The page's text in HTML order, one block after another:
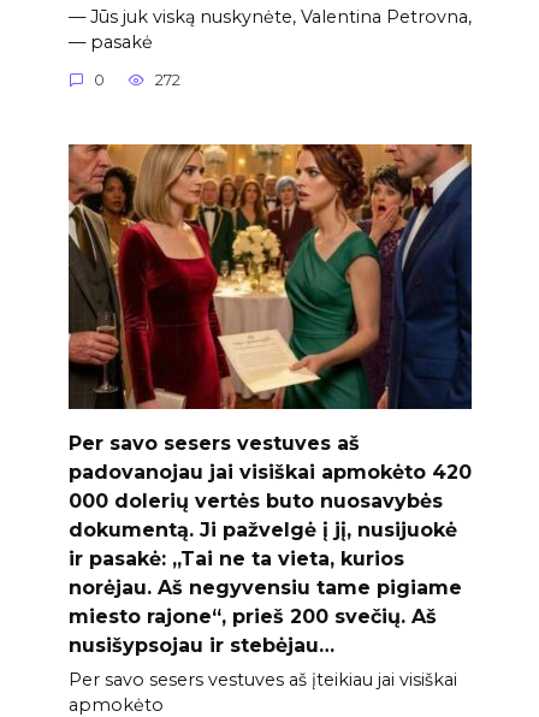
— Jūs juk viską nuskynėte, Valentina Petrovna,
— pasakė
0 272
Per savo sesers vestuves aš
padovanojau jai visiškai apmokėto 420
000 dolerių vertės buto nuosavybės
dokumentą. Ji pažvelgė į jį, nusijuokė
ir pasakė: „Tai ne ta vieta, kurios
norėjau. Aš negyvensiu tame pigiame
miesto rajone“, prieš 200 svečių. Aš
nusišypsojau ir stebėjau…
Per savo sesers vestuves aš įteikiau jai visiškai
apmokėto